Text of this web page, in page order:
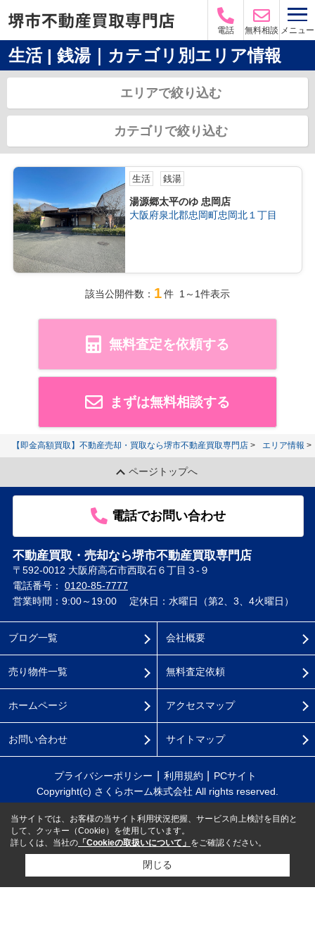
電話 無料相談 メニュー
生活 | 銭湯｜カテゴリ別エリア情報
エリアで絞り込む
カテゴリで絞り込む
生活 銭湯
湯源郷太平のゆ 忠岡店
大阪府泉北郡忠岡町忠岡北１丁目
該当公開件数： 1件 1～1件表示
無料査定を依頼する
まずは無料相談する
【即金高額買取】不動産売却・買取なら堺市不動産買取専門店 エリア情報
ページトップへ
電話でお問い合わせ
不動産買取・売却なら堺市不動産買取専門店
〒592-0012 大阪府高石市西取石６丁目３-９
電話番号： 0120-85-7777
営業時間：9:00～19:00
定休日：水曜日（第2、3、4火曜日）
ブログ一覧
売り物件一覧
ホームページ
お問い合わせ
会社概要
無料査定依頼
アクセスマップ
サイトマップ
プライバシーポリシー 利用規約
PCサイト
Copyright(c) さくらホーム株式会社 All rights reserved.
当サイトでは、お客様の当サイト利用状況把握、サービス向上検討を目的と
して、クッキー（Cookie）を使用しています。
詳しくは、当社の 「Cookieの取扱いについて」 をご確認ください。
閉じる